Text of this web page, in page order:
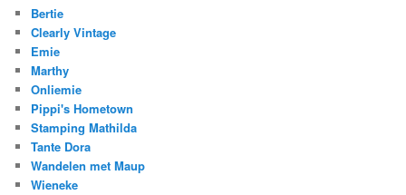
Bertie
Clearly Vintage
Emie
Marthy
Onliemie
Pippi's Hometown
Stamping Mathilda
Tante Dora
Wandelen met Maup
Wieneke